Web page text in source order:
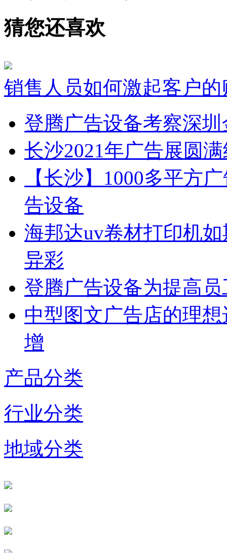
猜您还喜欢
销售人员如何激起客户的
登腾广告设备考察深
长沙2021年广告展圆
【长沙】1000多平方
告设备
海邦达uv卷材打印机
异彩
登腾广告设备为提高
中型图文广告店的理
增
产品分类
行业分类
地域分类